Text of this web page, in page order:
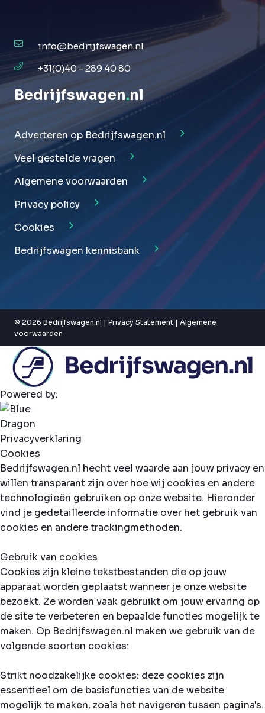
info@bedrijfswagen.nl
+31(0)40 - 289 40 80
Bedrijfswagen.nl
Adverteren op Bedrijfswagen.nl
Veel gestelde vragen
Algemene voorwaarden
Privacy policy
Cookies
Bedrijfswagen kennisbank
© 2026 Bedrijfswagen.nl | Privacy Statement | Algemene
voorwaarden
Powered by:
Privacyverklaring
Cookies
Bedrijfswagen.nl hecht veel waarde aan jouw privacy en
willen transparant zijn over hoe wij cookies en andere
technologieën gebruiken op onze website. Hieronder
vind je gedetailleerde informatie over het gebruik van
cookies en andere trackingmethoden.
Gebruik van cookies
Cookies zijn kleine tekstbestanden die op jouw
apparaat worden geplaatst wanneer je onze website
bezoekt. Ze worden vaak gebruikt om jouw ervaring op
de site te verbeteren en bepaalde functies mogelijk te
maken. Op Bedrijfswagen.nl maken we gebruik van de
volgende soorten cookies:
Strikt noodzakelijke cookies: deze cookies zijn
essentieel om de basisfuncties van de website
mogelijk te maken, zoals het navigeren tussen pagina's.